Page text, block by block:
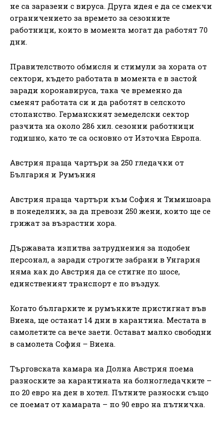
не са заразени с вируса. Друга идея е да се смекчи
ограничението за времето за сезонните
работници, които в момента могат да работят 70
дни.
Правителството обмисля и стимули за хората от
сектори, където работата в момента е в застой
заради коронавируса, така че временно да
сменят работата си и да работят в селското
стопанство. Германският земеделски сектор
разчита на около 286 хил. сезонни работници
годишно, като те са основно от Източна Европа.
Австрия праща чартъри за 250 гледачки от
България и Румъния
Австрия праща чартъри към София и Тимишоара
в понеделник, за да превози 250 жени, които ще се
грижат за възрастни хора.
Държавата изпитва затруднения за подобен
персонал, а заради строгите забрани в Унгария
няма как до Австрия да се стигне по шосе,
единственият транспорт е по въздух.
Когато българките и румънките пристигнат във
Виена, ще останат 14 дни в карантина. Местата в
самолетите са вече заети. Остават малко свободни
в самолета София – Виена.
Търговската камара на Долна Австрия поема
разноските за карантината на болногледачките –
по 20 евро на ден в хотел. Пътните разноски също
се поемат от камарата – по 90 евро на пътничка.